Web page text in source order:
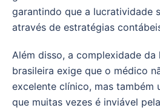
garantindo que a lucratividade
através de estratégias
Além disso, a complexidade
brasileira exige que o médico
excelente clínico, mas também
que muitas vezes é inviável